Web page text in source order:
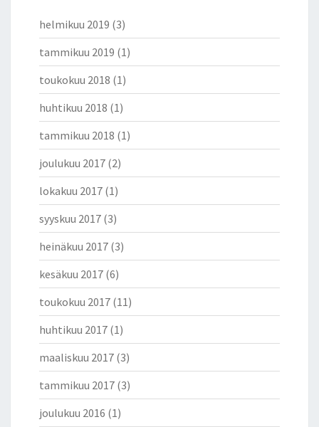
helmikuu 2019 (3)
tammikuu 2019 (1)
toukokuu 2018 (1)
huhtikuu 2018 (1)
tammikuu 2018 (1)
joulukuu 2017 (2)
lokakuu 2017 (1)
syyskuu 2017 (3)
heinäkuu 2017 (3)
kesäkuu 2017 (6)
toukokuu 2017 (11)
huhtikuu 2017 (1)
maaliskuu 2017 (3)
tammikuu 2017 (3)
joulukuu 2016 (1)